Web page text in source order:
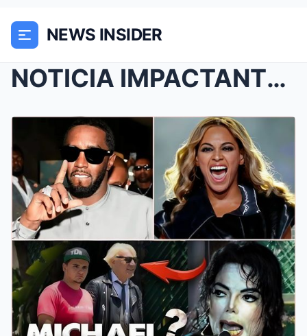
NEWS INSIDER
NOTICIA IMPACTANTE: Beyoncé Alega Que Diddy Ha Est...